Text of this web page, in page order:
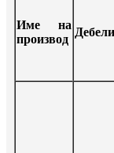
Име на
производ